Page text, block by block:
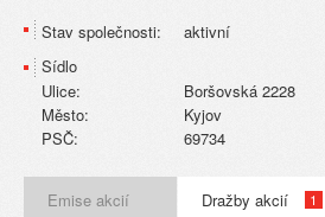
Stav společnosti:
aktivní
Sídlo
Ulice:
Boršovská 2228
Město:
Kyjov
PSČ:
69734
Emise akcií Dražby akcií 1